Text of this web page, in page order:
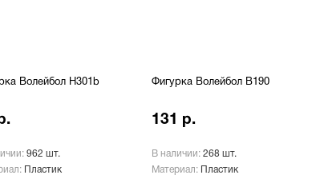
Волейбол H301b
962 шт.
Пластик
Фигурка Волейбол B190
131 р.
В наличии: 268 шт.
Материал:
Пластик